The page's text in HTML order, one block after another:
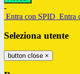
-
Entra con SPID Entra
Seleziona utente
button close ×